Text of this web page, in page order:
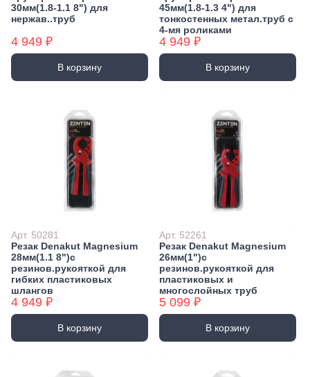
30мм(1.8-1.1 8") для
нержав..труб
4 949 ₽
В корзину
45мм(1.8-1.3 4") для
тонкостенных метал.труб с
4-мя роликами
4 949 ₽
В корзину
Арт. 50281
Резак Denakut Magnesium
28мм(1.1 8")с
резинов.рукояткой для
гибких пластиковых
шлангов
4 949 ₽
В корзину
Арт. 52261
Резак Denakut Magnesium
26мм(1")с
резинов.рукояткой для
пластиковых и
многослойных труб
5 099 ₽
В корзину